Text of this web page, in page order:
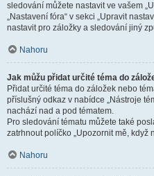
sledování můžete nastavit ve vašem
„Nastavení fóra“ v sekci „Upravit
nastavit pro záložky a sledování jiný
Nahoru
Jak můžu přidat určité téma do
Přidat určité téma do záložek nebo
příslušný odkaz v nabídce „Nástroje
nachází nad a pod tématem.
Pro sledování tématu můžete také
zatrhnout políčko „Upozornit mě, když
Nahoru